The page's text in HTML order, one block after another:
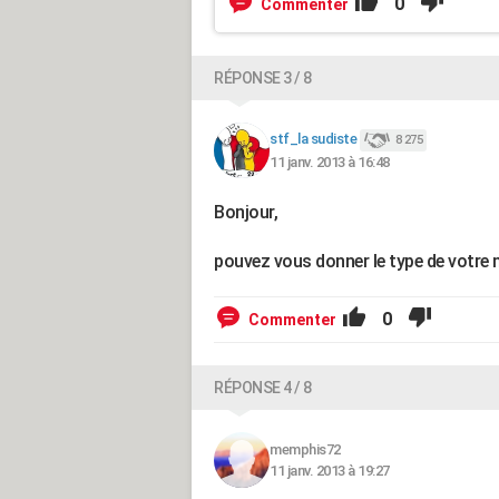
Commenter
RÉPONSE 3 / 8
stf_la sudiste 8 275
11 janv. 2013 à 16:48
Bonjour,
pouvez vous donner le type de votre
Commenter 0
RÉPONSE 4 / 8
memphis72
11 janv. 2013 à 19:27